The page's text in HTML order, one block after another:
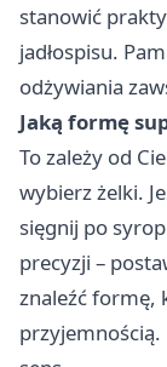
stanowić
jadłospisu.
odżywiania
Jaką formę
To zależy od
wybierz żelki.
sięgnij po
precyzji –
znaleźć formę,